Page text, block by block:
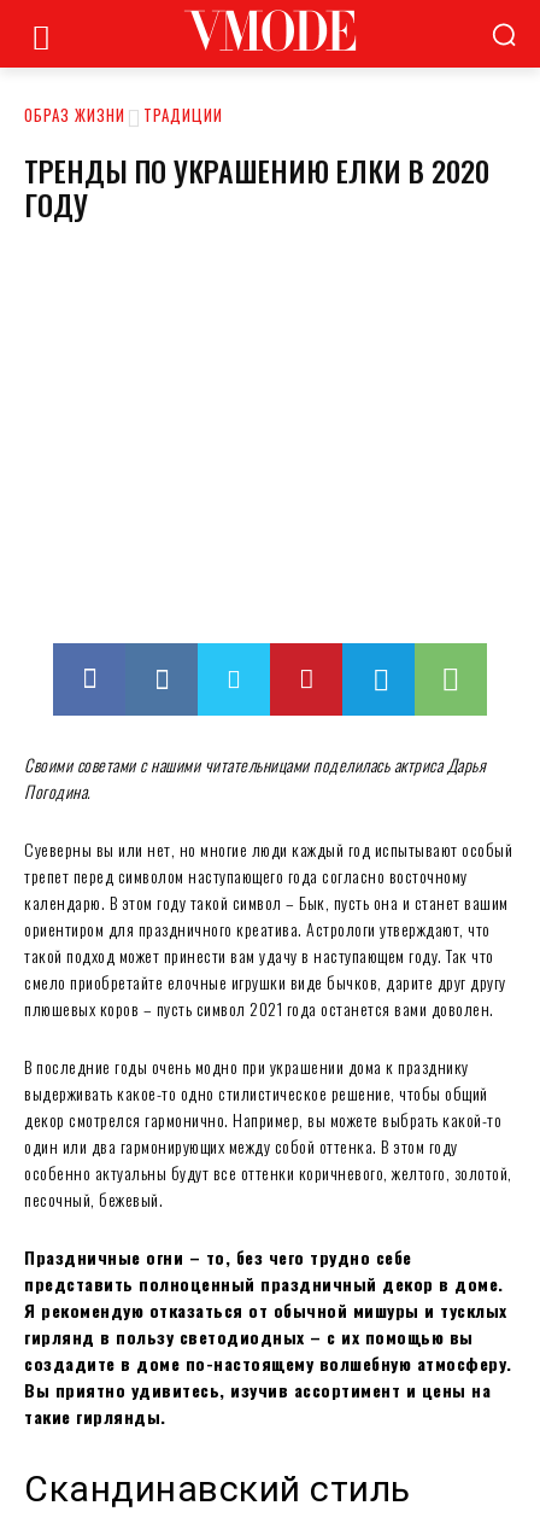
ОБРАЗ ЖИЗНИ ТРАДИЦИИ
ТРЕНДЫ ПО УКРАШЕНИЮ ЕЛКИ В 2020
ГОДУ
Своими советами с нашими читательницами поделилась актриса Дарья
Погодина.
Суеверны вы или нет, но многие люди каждый год испытывают особый
трепет перед символом наступающего года согласно восточному
календарю. В этом году такой символ – Бык, пусть она и станет вашим
ориентиром для праздничного креатива. Астрологи утверждают, что
такой подход может принести вам удачу в наступающем году. Так что
смело приобретайте елочные игрушки виде бычков, дарите друг другу
плюшевых коров – пусть символ 2021 года останется вами доволен.
В последние годы очень модно при украшении дома к празднику
выдерживать какое-то одно стилистическое решение, чтобы общий
декор смотрелся гармонично. Например, вы можете выбрать какой-то
один или два гармонирующих между собой оттенка. В этом году
особенно актуальны будут все оттенки коричневого, желтого, золотой,
песочный, бежевый.
Праздничные огни – то, без чего трудно себе
представить полноценный праздничный декор в доме.
Я рекомендую отказаться от обычной мишуры и тусклых
гирлянд в пользу светодиодных – с их помощью вы
создадите в доме по-настоящему волшебную атмосферу.
Вы приятно удивитесь, изучив ассортимент и цены на
такие гирлянды.
Скандинавский стиль